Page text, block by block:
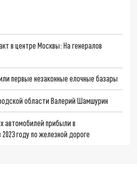
в центре Москвы: На генералов
первые незаконные елочные базары
области Валерий Шамшурин
автомобилей прибыли в
году по железной дороге